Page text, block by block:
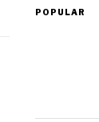
POPULAR